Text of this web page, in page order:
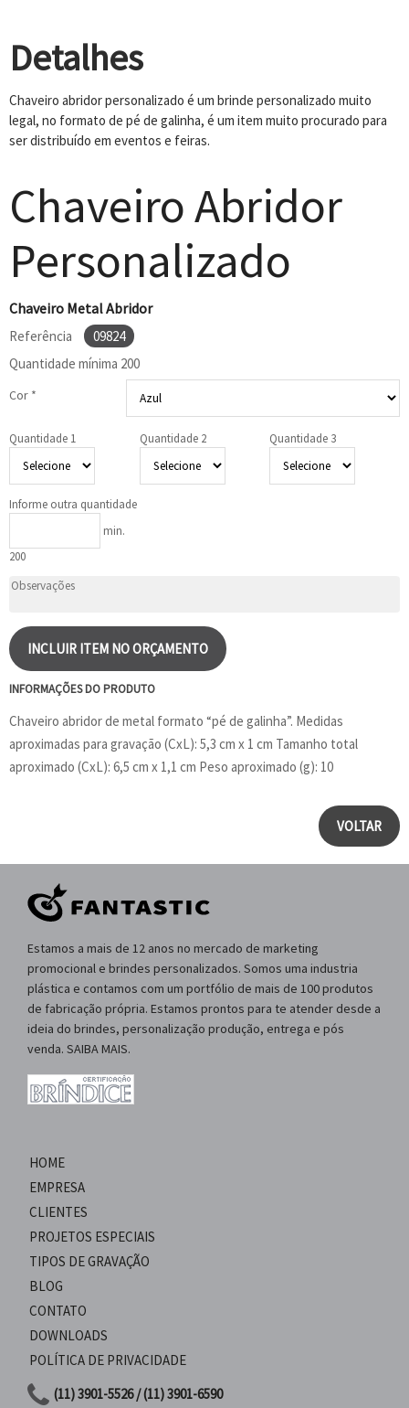
Detalhes
Chaveiro abridor personalizado é um brinde personalizado muito
legal, no formato de pé de galinha, é um item muito procurado para
ser distribuído em eventos e feiras.
Chaveiro Abridor
Personalizado
Chaveiro Metal Abridor
Referência
09824
Quantidade mínima 200
Cor *
Quantidade 1 Quantidade 2 Quantidade 3
Informe outra quantidade
min.
200
INCLUIR ITEM NO ORÇAMENTO
INFORMAÇÕES DO PRODUTO
Chaveiro abridor de metal formato “pé de galinha”. Medidas
aproximadas para gravação (CxL): 5,3 cm x 1 cm Tamanho total
aproximado (CxL): 6,5 cm x 1,1 cm Peso aproximado (g): 10
VOLTAR
Estamos a mais de 12 anos no mercado de marketing
promocional e brindes personalizados. Somos uma industria
plástica e contamos com um portfólio de mais de 100 produtos
de fabricação própria. Estamos prontos para te atender desde a
ideia do brindes, personalização produção, entrega e pós
venda. SAIBA MAIS.
HOME
EMPRESA
CLIENTES
PROJETOS ESPECIAIS
TIPOS DE GRAVAÇÃO
BLOG
CONTATO
DOWNLOADS
POLÍTICA DE PRIVACIDADE
(11) 3901-5526 / (11) 3901-6590